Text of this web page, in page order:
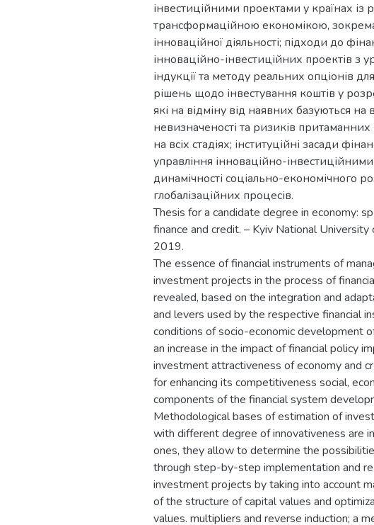
інвестиційними проектами у країнах із
трансформаційною економікою,
інноваційної діяльності; підходи до
інноваційно-інвестиційних проектів з
індукції та методу реальних опціонів
рішень щодо інвестування коштів у
які на відміну від наявних базуються на
невизначеності та ризиків
на всіх стадіях; інституційні засади
управління інноваційно-
динамічності соціально-економічного
глобалізаційних процесів.
Thesis for a candidate degree in economy:
finance and credit. – Kyiv National University
2019.
The essence of financial instruments of
investment projects in the process of
revealed, based on the integration and
and levers used by the respective financial
conditions of socio-economic development
an increase in the impact of financial policy
investment attractiveness of economy and
for enhancing its competitiveness social,
components of the financial system
Methodological bases of estimation of
with different degree of innovativeness are
ones, they allow to determine the
through step-by-step implementation and
investment projects by taking into account
of the structure of capital values and
values. multipliers and reverse induction; a